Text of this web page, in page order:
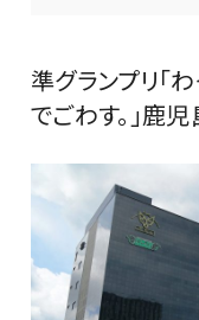
準グランプリ「
でごわす。」鹿